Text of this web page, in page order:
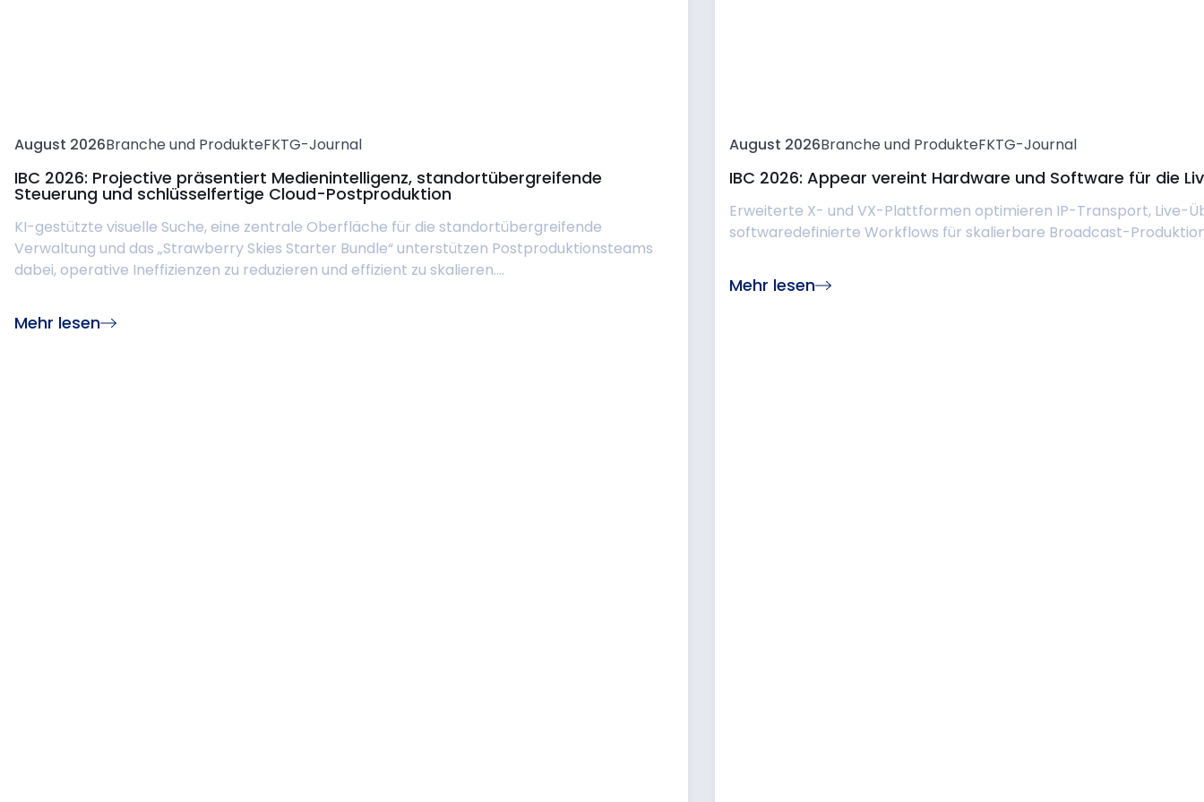
August 2026Branche und ProdukteFKTG-Journal
IBC 2026: Projective präsentiert Medienintelligenz, standortübergreifende
Steuerung und schlüsselfertige Cloud-Postproduktion
KI-gestützte visuelle Suche, eine zentrale Oberfläche für die standortübergreifende
Verwaltung und das „Strawberry Skies Starter Bundle“ unterstützen Postproduktionsteams
dabei, operative Ineffizienzen zu reduzieren und effizient zu skalieren....
Mehr lesen
August 2026Branche und ProdukteFKTG-Journal
IBC 2026: Appear vereint Hardware und Software für die
Erweiterte X- und VX-Plattformen optimieren IP-Transport, Live-
softwaredefinierte Workflows für skalierbare Broadcast-
Mehr lesen